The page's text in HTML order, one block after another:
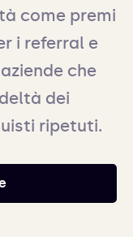
come premi
i referral e
che
dei
ripetuti.